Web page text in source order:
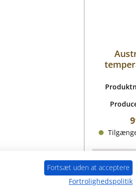
Fortsæt uden at acceptere
Fortrolighedspolitik